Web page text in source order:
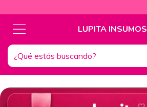
LUPITA INSUMOS